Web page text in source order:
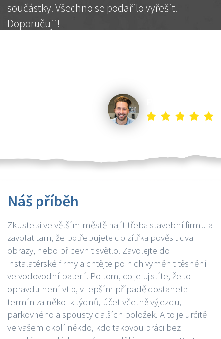
součástky. Všechno se podařilo vyřešit.
Doporučuji!
Náš příběh
Zkuste si ve větším městě najít třeba stavební firmu a
zavolat tam, že potřebujete do zítřka pověsit dva
obrazy, nebo připevnit světlo. Zavolejte do
instalatérské firmy a chtějte po nich vyměnit těsnění
ve vodovodní baterií. Po tom, co je ujistíte, že to
opravdu není vtip, v lepším případě dostanete
termín za několik týdnů, účet včetně výjezdu,
parkovného a spousty dalších položek. A to je určitě
ve vašem okolí někdo, kdo takovou práci bez